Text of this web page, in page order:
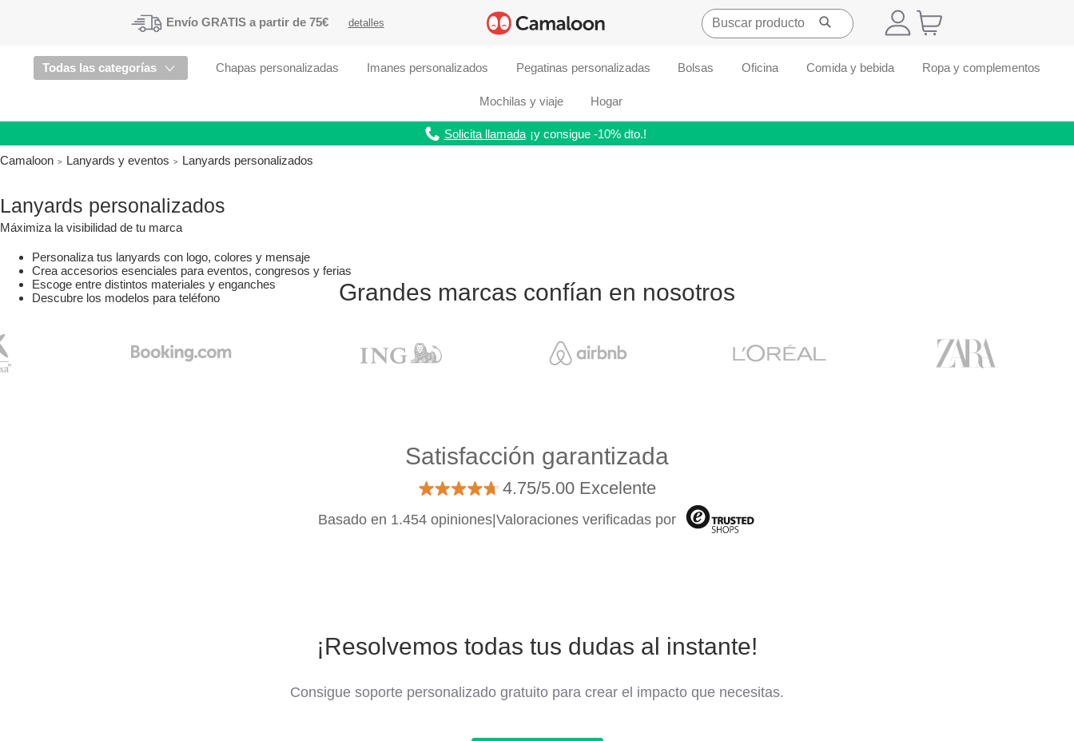
Envío GRATIS a partir de 75€ detalles
Todas las categorías Chapas personalizadas Imanes personalizados Pegatinas personalizadas Bolsas Oficina Comida y bebida Ropa y complementos
Mochilas y viaje Hogar
Solicita llamada ¡y consigue -10% dto.!
Camaloon
Lanyards y eventos Lanyards personalizados
Lanyards personalizados
Máximiza la visibilidad de tu marca
Personaliza tus lanyards con logo, colores y mensaje
Crea accesorios esenciales para eventos, congresos y ferias
Escoge entre distintos materiales y enganches
Descubre los modelos para teléfono
Grandes marcas confían en nosotros
Satisfacción garantizada
4.75/5.00 Excelente
Basado en 1.454 opiniones|Valoraciones verificadas por
¡Resolvemos todas tus dudas al instante!
Consigue soporte personalizado gratuito para crear el impacto que necesitas.